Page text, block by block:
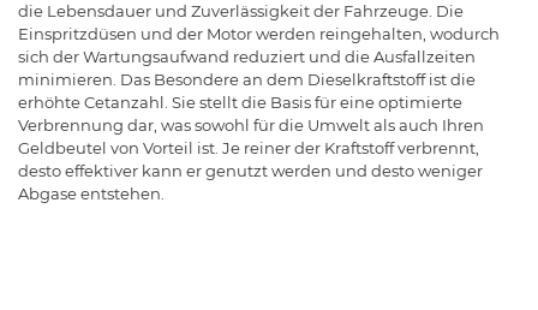
die Lebensdauer und Zuverlässigkeit der Fahrzeuge. Die
Einspritzdüsen und der Motor werden reingehalten, wodurch
sich der Wartungsaufwand reduziert und die Ausfallzeiten
minimieren. Das Besondere an dem Dieselkraftstoff ist die
erhöhte Cetanzahl. Sie stellt die Basis für eine optimierte
Verbrennung dar, was sowohl für die Umwelt als auch Ihren
Geldbeutel von Vorteil ist. Je reiner der Kraftstoff verbrennt,
desto effektiver kann er genutzt werden und desto weniger
Abgase entstehen.